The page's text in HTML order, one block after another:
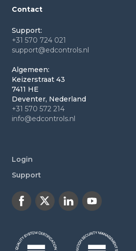
Contact
Support:
+31 570 724 021
support@edcontrols.nl
Algemeen:
Keizerstraat 43
7411 HE
Deventer, Nederland
+31 570 572 214
info@edcontrols.nl
Login
Support